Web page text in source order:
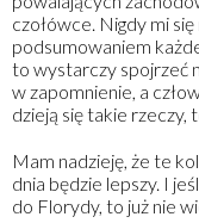
czołówce. Nigdy mi
podsumowaniem
to wystarczy spojrzeć
w zapomnienie, a
dzieją się takie rzeczy,
Mam nadzieję, że te
dnia będzie lepszy. I
do Florydy, to już nie